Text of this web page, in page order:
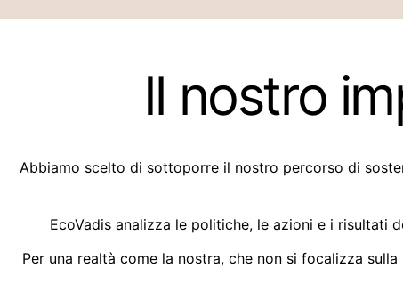
Il nostro
Abbiamo scelto di sottoporre il nostro percorso di
EcoVadis analizza le politiche, le azioni e i risultati
Per una realtà come la nostra, che non si focalizza